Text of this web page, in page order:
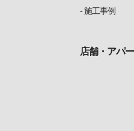
施工事例
店舗・アパ